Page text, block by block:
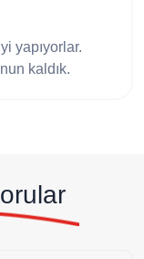
yapıyorlar.
kaldık.